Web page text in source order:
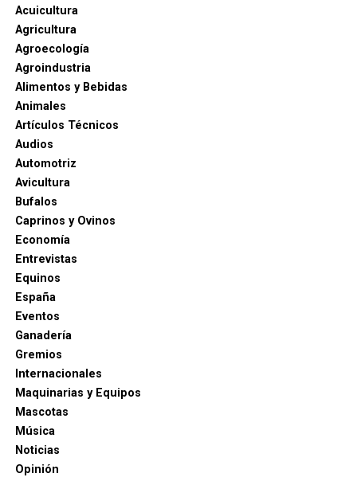
Acuicultura
Agricultura
Agroecología
Agroindustria
Alimentos y Bebidas
Animales
Artículos Técnicos
Audios
Automotriz
Avicultura
Bufalos
Caprinos y Ovinos
Economía
Entrevistas
Equinos
España
Eventos
Ganadería
Gremios
Internacionales
Maquinarias y Equipos
Mascotas
Música
Noticias
Opinión